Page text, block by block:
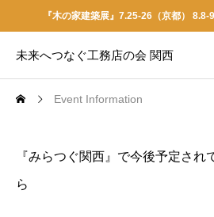
『木の家建築展』7.25-26（京都） 8.8-
未来へつなぐ工務店の会 関西
Event Information
『みらつぐ関西』で今後予定され
ら